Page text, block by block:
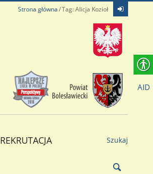
Strona główna Tag: Alicja Kozioł
REKRUTACJA Szukaj
AID